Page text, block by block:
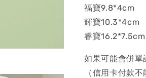
福寶9.8*4cm
輝寶10.3*4cm
睿寶16.2*7.5cm
如果可能會併
（信用卡付款